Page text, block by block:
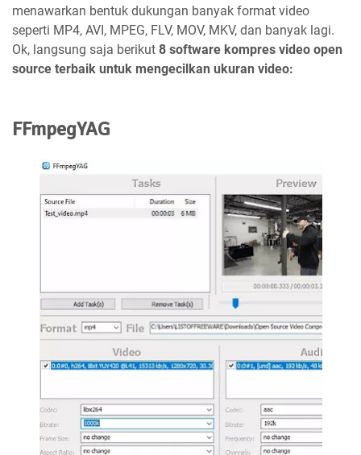
menawarkan bentuk dukungan banyak format video
seperti MP4, AVI, MPEG, FLV, MOV, MKV, dan banyak lagi.
Ok, langsung saja berikut 8 software kompres video open
source terbaik untuk mengecilkan ukuran video:
FFmpegYAG